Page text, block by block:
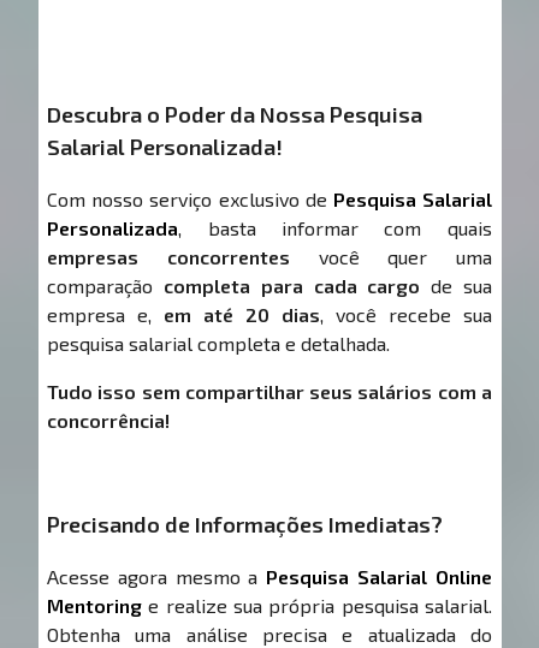
Descubra o Poder da Nossa Pesquisa
Salarial Personalizada!
Com nosso serviço exclusivo de Pesquisa Salarial
Personalizada, basta informar com quais
empresas concorrentes você quer uma
comparação completa para cada cargo de sua
empresa e, em até 20 dias, você recebe sua
pesquisa salarial completa e detalhada.
Tudo isso sem compartilhar seus salários com a
concorrência!
Precisando de Informações Imediatas?
Acesse agora mesmo a Pesquisa Salarial Online
Mentoring e realize sua própria pesquisa salarial.
Obtenha uma análise precisa e atualizada do